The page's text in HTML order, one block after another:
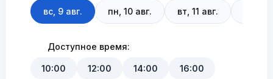
вс, 9 авг. пн, 10 авг. вт, 11 авг.
Доступное время:
10:00 12:00 14:00 16:00